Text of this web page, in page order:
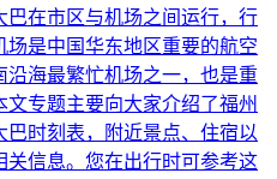
巴在市区与机场之间运行，行
场是中国华东地区重要的航空
沿海最繁忙机场之一，也是重
专题主要向大家介绍了福州
时刻表，附近景点、住宿以
关信息。您在出行时可参考这